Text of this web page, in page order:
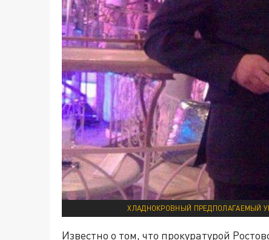
ХЛАДНОКРОВНЫЙ ПРЕДПОЛАГАЕМЫЙ
Известно о том, что прокуратурой